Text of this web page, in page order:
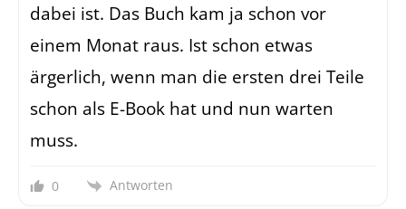
dabei ist. Das Buch kam ja schon vor
einem Monat raus. Ist schon etwas
ärgerlich, wenn man die ersten drei Teile
schon als E-Book hat und nun warten
muss.
0 Antworten